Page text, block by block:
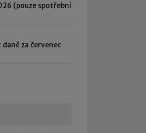
(pouze spotřební
za červenec